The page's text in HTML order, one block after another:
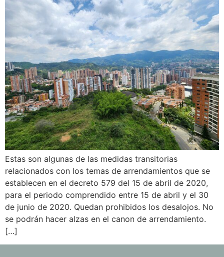
Estas son algunas de las medidas transitorias
relacionados con los temas de arrendamientos que se
establecen en el decreto 579 del 15 de abril de 2020,
para el periodo comprendido entre 15 de abril y el 30
de junio de 2020. Quedan prohibidos los desalojos. No
se podrán hacer alzas en el canon de arrendamiento.
[…]